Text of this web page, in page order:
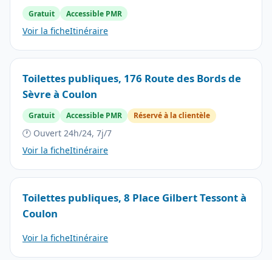
Gratuit Accessible PMR
Voir la ficheItinéraire
Toilettes publiques, 176 Route des Bords de
Sèvre à Coulon
Gratuit Accessible PMR Réservé à la clientèle
🕐 Ouvert 24h/24, 7j/7
Voir la ficheItinéraire
Toilettes publiques, 8 Place Gilbert Tessont à
Coulon
Voir la ficheItinéraire